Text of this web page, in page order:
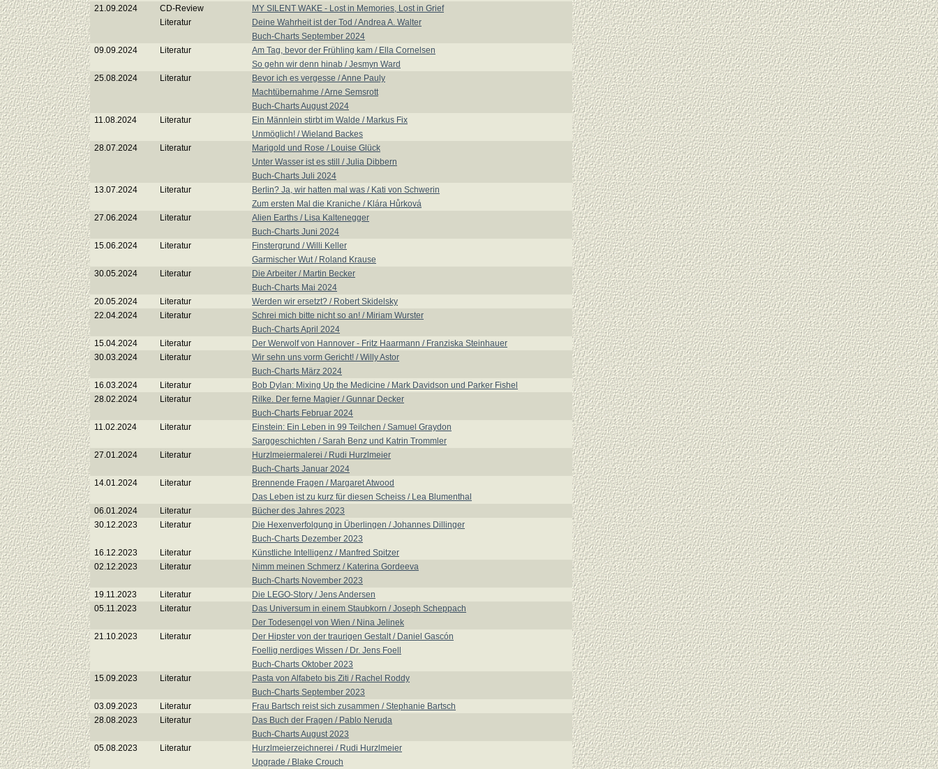
21.09.2024
CD-Review
MY SILENT WAKE - Lost in Memories, Lost in Grief
Literatur
Deine Wahrheit ist der Tod / Andrea A. Walter
Buch-Charts September 2024
09.09.2024
Literatur
Am Tag, bevor der Frühling kam / Ella Cornelsen
So gehn wir denn hinab / Jesmyn Ward
25.08.2024
Literatur
Bevor ich es vergesse / Anne Pauly
Machtübernahme / Arne Semsrott
Buch-Charts August 2024
11.08.2024
Literatur
Ein Männlein stirbt im Walde / Markus Fix
Unmöglich! / Wieland Backes
28.07.2024
Literatur
Marigold und Rose / Louise Glück
Unter Wasser ist es still / Julia Dibbern
Buch-Charts Juli 2024
13.07.2024
Literatur
Berlin? Ja, wir hatten mal was / Kati von Schwerin
Zum ersten Mal die Kraniche / Klára Hůrková
27.06.2024
Literatur
Alien Earths / Lisa Kaltenegger
Buch-Charts Juni 2024
15.06.2024
Literatur
Finstergrund / Willi Keller
Garmischer Wut / Roland Krause
30.05.2024
Literatur
Die Arbeiter / Martin Becker
Buch-Charts Mai 2024
20.05.2024
Literatur
Werden wir ersetzt? / Robert Skidelsky
22.04.2024
Literatur
Schrei mich bitte nicht so an! / Miriam Wurster
Buch-Charts April 2024
15.04.2024
Literatur
Der Werwolf von Hannover - Fritz Haarmann / Franziska Steinhauer
30.03.2024
Literatur
Wir sehn uns vorm Gericht! / Willy Astor
Buch-Charts März 2024
16.03.2024
Literatur
Bob Dylan: Mixing Up the Medicine / Mark Davidson und Parker Fishel
28.02.2024
Literatur
Rilke. Der ferne Magier / Gunnar Decker
Buch-Charts Februar 2024
11.02.2024
Literatur
Einstein: Ein Leben in 99 Teilchen / Samuel Graydon
Sarggeschichten / Sarah Benz und Katrin Trommler
27.01.2024
Literatur
Hurzlmeiermalerei / Rudi Hurzlmeier
Buch-Charts Januar 2024
14.01.2024
Literatur
Brennende Fragen / Margaret Atwood
Das Leben ist zu kurz für diesen Scheiss / Lea Blumenthal
06.01.2024
Literatur
Bücher des Jahres 2023
30.12.2023
Literatur
Die Hexenverfolgung in Überlingen / Johannes Dillinger
Buch-Charts Dezember 2023
16.12.2023
Literatur
Künstliche Intelligenz / Manfred Spitzer
02.12.2023
Literatur
Nimm meinen Schmerz / Katerina Gordeeva
Buch-Charts November 2023
19.11.2023
Literatur
Die LEGO-Story / Jens Andersen
05.11.2023
Literatur
Das Universum in einem Staubkorn / Joseph Scheppach
Der Todesengel von Wien / Nina Jelinek
21.10.2023
Literatur
Der Hipster von der traurigen Gestalt / Daniel Gascón
Foellig nerdiges Wissen / Dr. Jens Foell
Buch-Charts Oktober 2023
15.09.2023
Literatur
Pasta von Alfabeto bis Ziti / Rachel Roddy
Buch-Charts September 2023
03.09.2023
Literatur
Frau Bartsch reist sich zusammen / Stephanie Bartsch
28.08.2023
Literatur
Das Buch der Fragen / Pablo Neruda
Buch-Charts August 2023
05.08.2023
Literatur
Hurzlmeierzeichnerei / Rudi Hurzlmeier
Upgrade / Blake Crouch